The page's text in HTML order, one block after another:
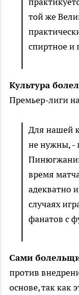
той же
спиртное и
Культура
Премьер-лиги
Для нашей
не нужны, -
время
адекватно
случаях
фанатов с
Сами
против
основе, так как